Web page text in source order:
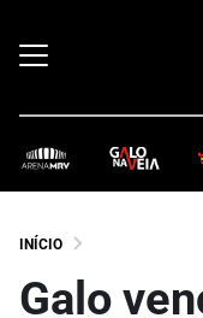
INÍCIO
Galo